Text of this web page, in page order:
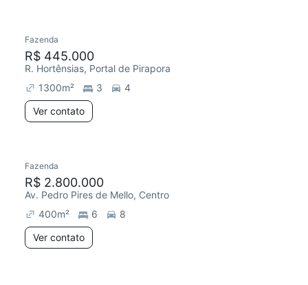
Fazenda
R$ 445.000
R. Hortênsias, Portal de Pirapora
1300m² 3
4
Ver contato
Fazenda
R$ 2.800.000
Av. Pedro Pires de Mello, Centro
400m² 6
8
Ver contato